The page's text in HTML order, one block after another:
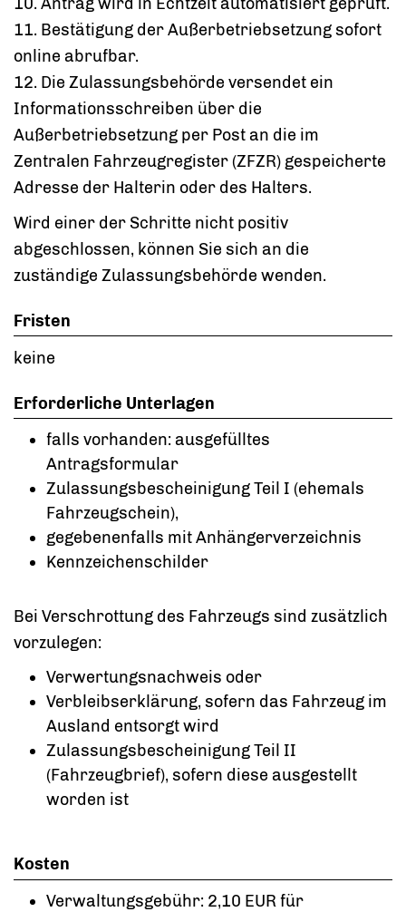
11. Bestätigung der Außerbetriebsetzung sofort
online abrufbar.
12. Die Zulassungsbehörde versendet ein
Informationsschreiben über die
Außerbetriebsetzung per Post an die im
Zentralen Fahrzeugregister (ZFZR) gespeicherte
Adresse der Halterin oder des Halters.
Wird einer der Schritte nicht positiv
abgeschlossen, können Sie sich an die
zuständige Zulassungsbehörde wenden.
Fristen
keine
Erforderliche Unterlagen
falls vorhanden: ausgefülltes
Antragsformular
Zulassungsbescheinigung Teil I (ehemals
Fahrzeugschein),
gegebenenfalls mit Anhängerverzeichnis
Kennzeichenschilder
Bei Verschrottung des Fahrzeugs sind zusätzlich
vorzulegen:
Verwertungsnachweis oder
Verbleibserklärung, sofern das Fahrzeug im
Ausland entsorgt wird
Zulassungsbescheinigung Teil II
(Fahrzeugbrief), sofern diese ausgestellt
worden ist
Kosten
Verwaltungsgebühr: 2,10 EUR für